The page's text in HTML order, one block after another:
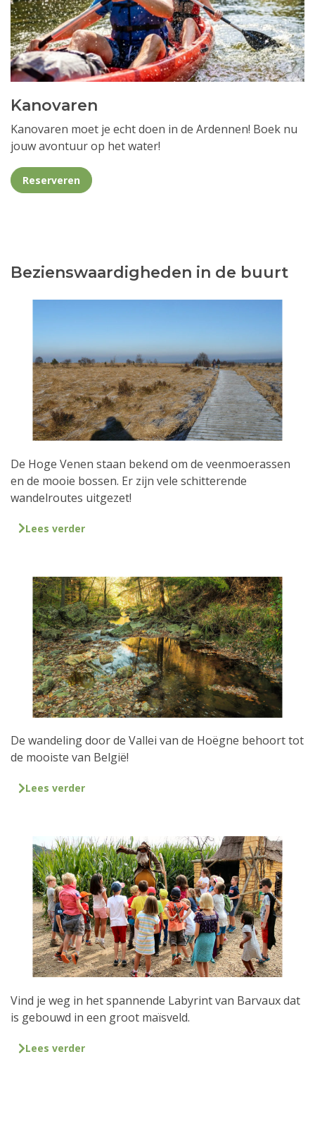
Kanovaren
Kanovaren moet je echt doen in de Ardennen! Boek nu
jouw avontuur op het water!
Reserveren
Bezienswaardigheden in de buurt
De Hoge Venen staan bekend om de veenmoerassen
en de mooie bossen. Er zijn vele schitterende
wandelroutes uitgezet!
Lees verder
De wandeling door de Vallei van de Hoëgne behoort tot
de mooiste van België!
Lees verder
Vind je weg in het spannende Labyrint van Barvaux dat
is gebouwd in een groot maïsveld.
Lees verder